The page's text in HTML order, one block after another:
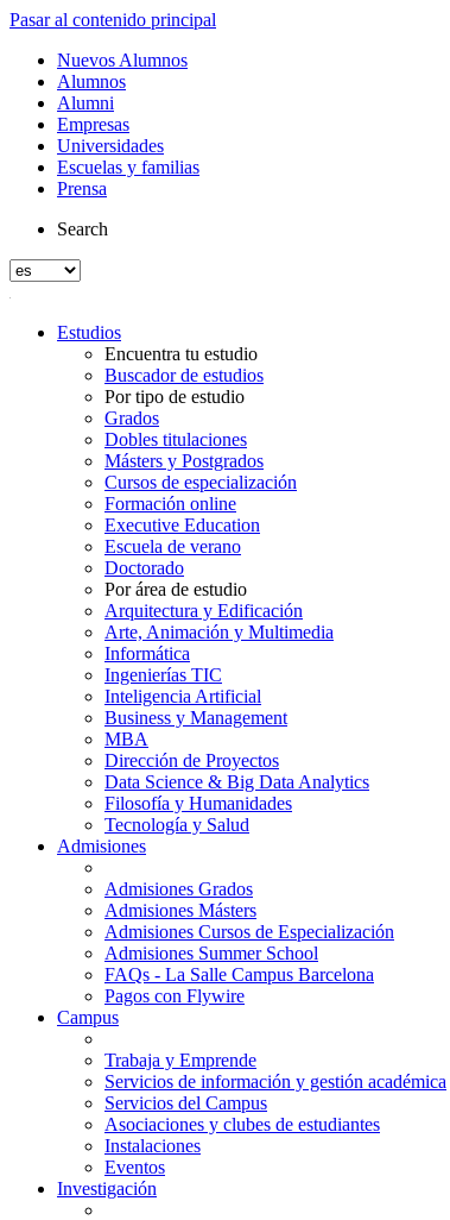
Pasar al contenido principal
Nuevos Alumnos
Alumnos
Alumni
Empresas
Universidades
Escuelas y familias
Prensa
Search
Estudios
Encuentra tu estudio
Buscador de estudios
Por tipo de estudio
Grados
Dobles titulaciones
Másters y Postgrados
Cursos de especialización
Formación online
Executive Education
Escuela de verano
Doctorado
Por área de estudio
Arquitectura y Edificación
Arte, Animación y Multimedia
Informática
Ingenierías TIC
Inteligencia Artificial
Business y Management
MBA
Dirección de Proyectos
Data Science & Big Data Analytics
Filosofía y Humanidades
Tecnología y Salud
Admisiones
Admisiones Grados
Admisiones Másters
Admisiones Cursos de Especialización
Admisiones Summer School
FAQs - La Salle Campus Barcelona
Pagos con Flywire
Campus
Trabaja y Emprende
Servicios de información y gestión académica
Servicios del Campus
Asociaciones y clubes de estudiantes
Instalaciones
Eventos
Investigación